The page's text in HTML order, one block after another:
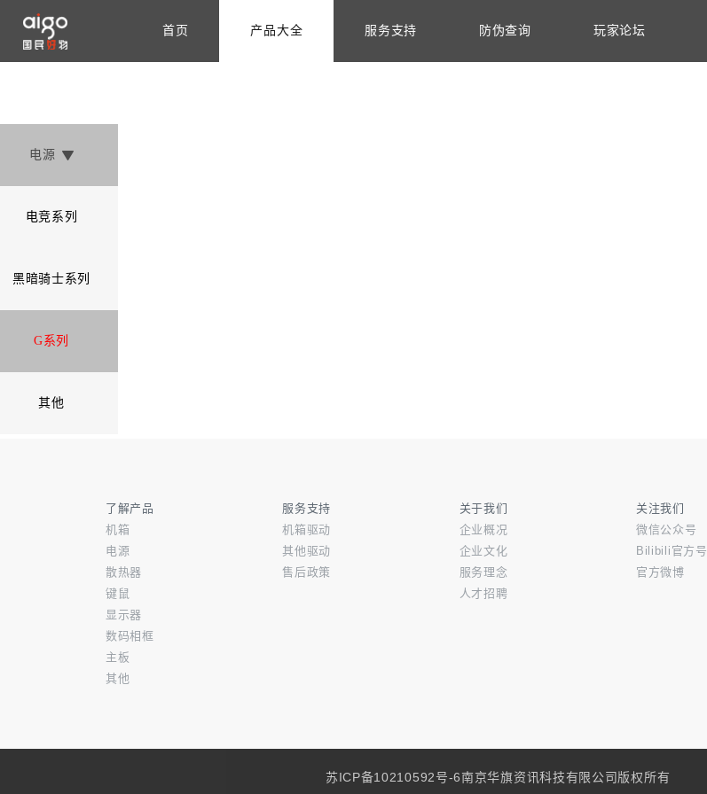
首页 产品大全 服务支持 防伪查询 玩家论坛
电源
电竞系列
黑暗骑士系列
G系列
其他
了解产品
机箱
电源
散热器
键鼠
显示器
数码相框
主板
其他
服务支持
机箱驱动
其他驱动
售后政策
关于我们
企业概况
企业文化
服务理念
人才招聘
关注我们
微信公众号
Bilibili官方号
官方微博
苏ICP备10210592号-6南京华旗资讯科技有限公司版权所有